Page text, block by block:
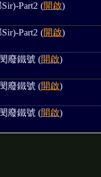
Part2 (開啟)
Part2 (開啟)
廢鐵號 (開啟)
廢鐵號 (開啟)
廢鐵號 (開啟)